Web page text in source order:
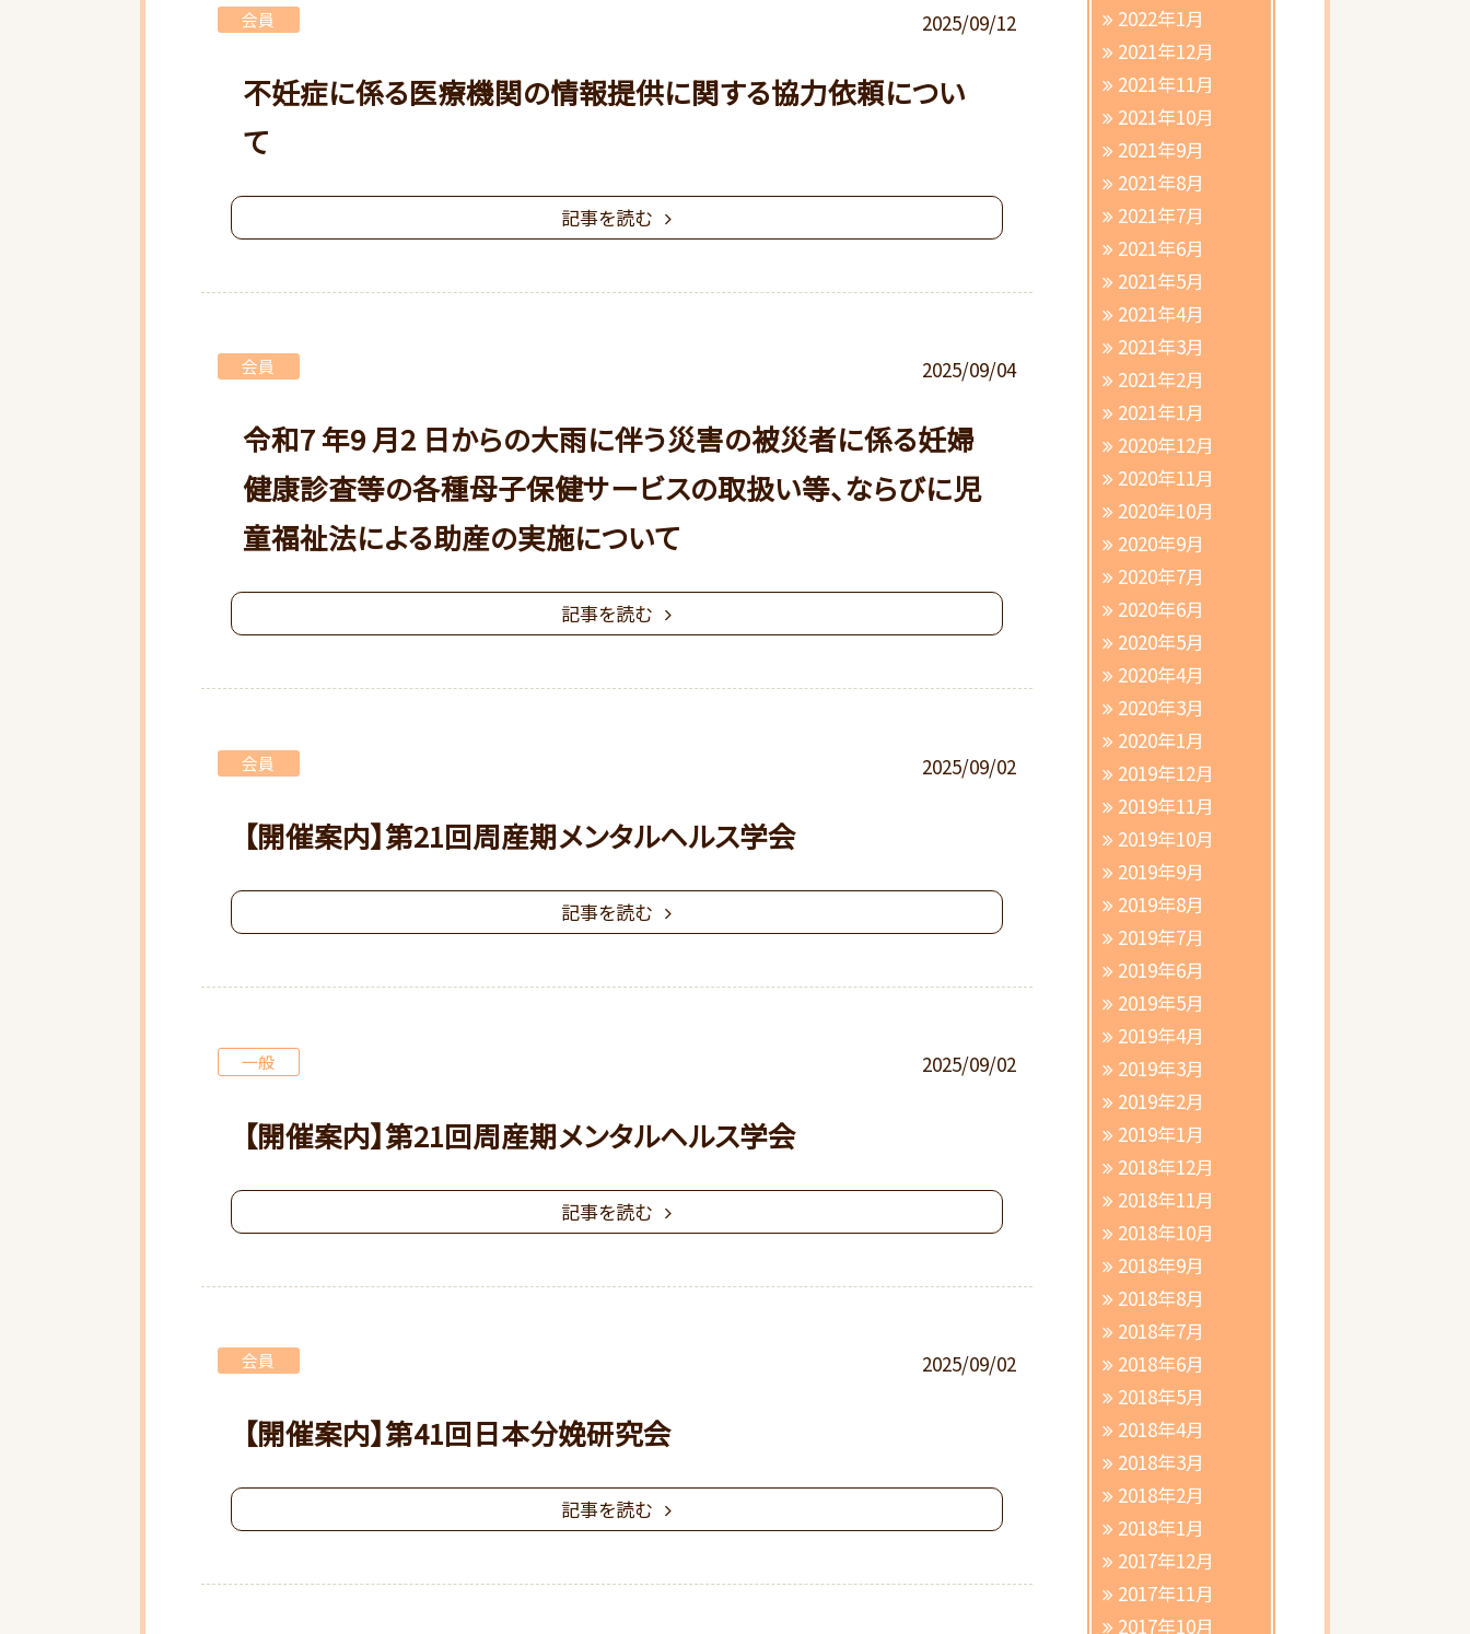
不妊症に係る医療機関の情報提供に関する協力依頼につい
て
会員 2025/09/12
記事を読む
令和7 年9 月2 日からの大雨に伴う災害の被災者に係る妊婦
健康診査等の各種母子保健サービスの取扱い等、ならびに児
童福祉法による助産の実施について
会員 2025/09/04
記事を読む
【開催案内】第21回周産期メンタルヘルス学会
会員 2025/09/02
記事を読む
【開催案内】第21回周産期メンタルヘルス学会
一般 2025/09/02
記事を読む
【開催案内】第41回日本分娩研究会
会員 2025/09/02
記事を読む
2022年1月
2021年12月
2021年11月
2021年10月
2021年9月
2021年8月
2021年7月
2021年6月
2021年5月
2021年4月
2021年3月
2021年2月
2021年1月
2020年12月
2020年11月
2020年10月
2020年9月
2020年7月
2020年6月
2020年5月
2020年4月
2020年3月
2020年1月
2019年12月
2019年11月
2019年10月
2019年9月
2019年8月
2019年7月
2019年6月
2019年5月
2019年4月
2019年3月
2019年2月
2019年1月
2018年12月
2018年11月
2018年10月
2018年9月
2018年8月
2018年7月
2018年6月
2018年5月
2018年4月
2018年3月
2018年2月
2018年1月
2017年12月
2017年11月
2017年10月